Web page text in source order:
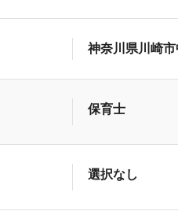
神奈川県川崎
保育士
選択なし